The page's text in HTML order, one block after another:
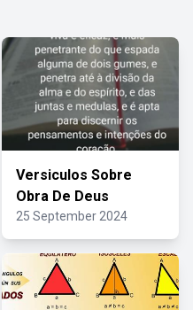
Versiculos Sobre
Obra De Deus
25 September 2024